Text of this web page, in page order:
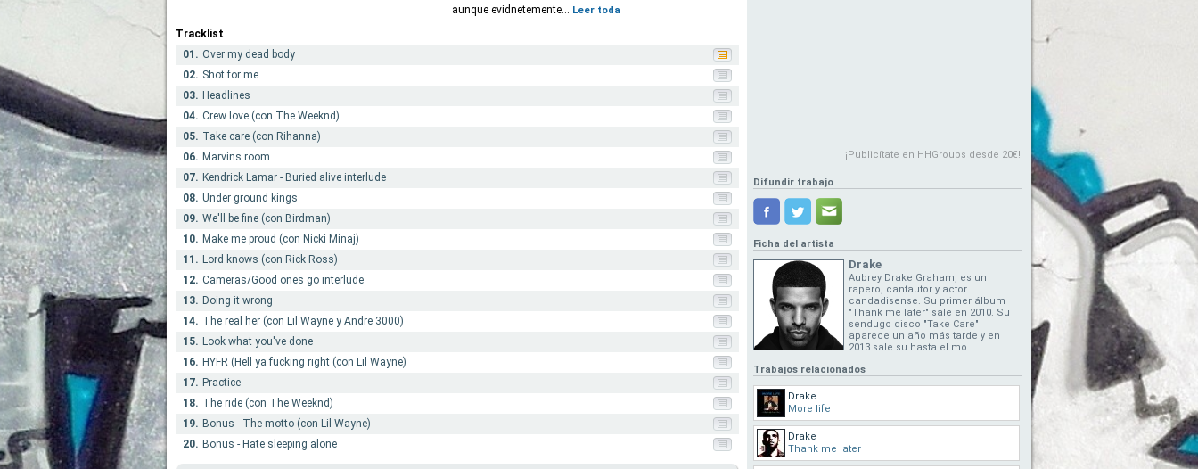
aunque evidnetemente... Leer toda
Tracklist
01. Over my dead body
02. Shot for me
03. Headlines
04. Crew love (con The Weeknd)
05. Take care (con Rihanna)
06. Marvins room
07. Kendrick Lamar - Buried alive interlude
08. Under ground kings
09. We'll be fine (con Birdman)
10. Make me proud (con Nicki Minaj)
11. Lord knows (con Rick Ross)
12. Cameras/Good ones go interlude
13. Doing it wrong
14. The real her (con Lil Wayne y Andre 3000)
15. Look what you've done
16. HYFR (Hell ya fucking right (con Lil Wayne)
17. Practice
18. The ride (con The Weeknd)
19. Bonus - The motto (con Lil Wayne)
20. Bonus - Hate sleeping alone
¡Publicítate en HHGroups desde 20€!
Difundir trabajo
Ficha del artista
Drake
Aubrey Drake Graham, es un
rapero, cantautor y actor
candadisense. Su primer álbum
"Thank me later" sale en 2010. Su
sendugo disco "Take Care"
aparece un año más tarde y en
2013 sale su hasta el mo...
Trabajos relacionados
Drake
More life
Drake
Thank me later